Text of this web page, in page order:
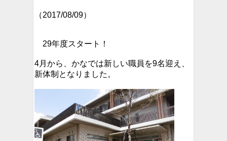
（2017/08/09）
29年度スタート！
4月から、かなでは新しい職員を9名迎え、
新体制となりました。